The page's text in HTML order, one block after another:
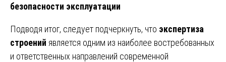
безопасности эксплуатации
Подводя итог, следует подчеркнуть, что экспертиза
строений является одним из наиболее востребованных
и ответственных направлений современной